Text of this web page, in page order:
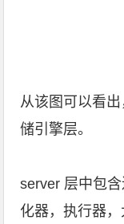
从该图可以看
储引擎层。
server 层中包
化器，执行器